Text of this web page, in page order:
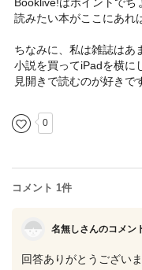
読みたい本がここにあれ
ちなみに、私は雑誌はあ
小説を買ってiPadを横に
見開きで読むのが好きで
0
コメント 1件
名無しさんのコメン
回答ありがとうござい